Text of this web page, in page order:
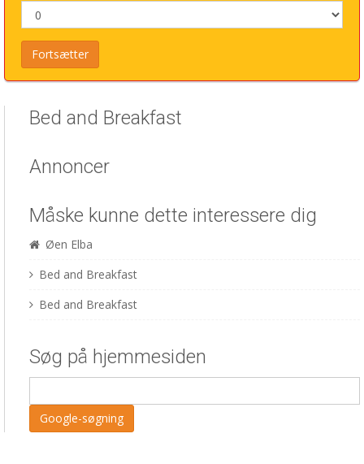
Bed and Breakfast
Annoncer
Måske kunne dette interessere dig
Øen Elba
Bed and Breakfast
Bed and Breakfast
Søg på hjemmesiden